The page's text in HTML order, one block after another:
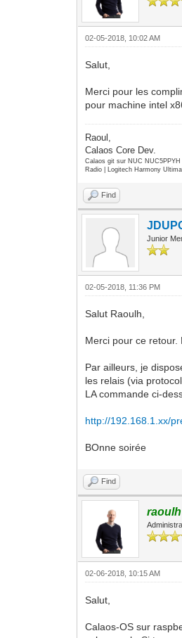
02-05-2018, 10:02 AM
Salut,
Merci pour les
pour machine intel
Raoul,
Calaos Core Dev.
Calaos git sur NUC
Radio | Logitech Harmony
Find
Junior
02-05-2018, 11:36 PM
Salut Raoulh,
Merci pour ce
Par ailleurs, je
les relais (via
LA commande ci-
http://192.168.1.xx/
BOnne soirée
Find
raoulh
02-06-2018, 10:15 AM
Salut,
Calaos-OS sur